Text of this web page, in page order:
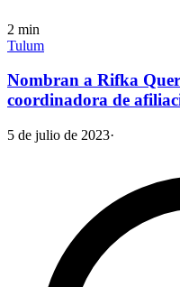
2 min
Tulum
Nombran a Rifka
coordinadora de
5 de julio de 2023·